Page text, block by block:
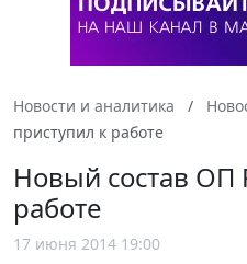
Новости и аналитика
приступил к работе
Новый состав ОП
работе
17 июня 2014 19:00